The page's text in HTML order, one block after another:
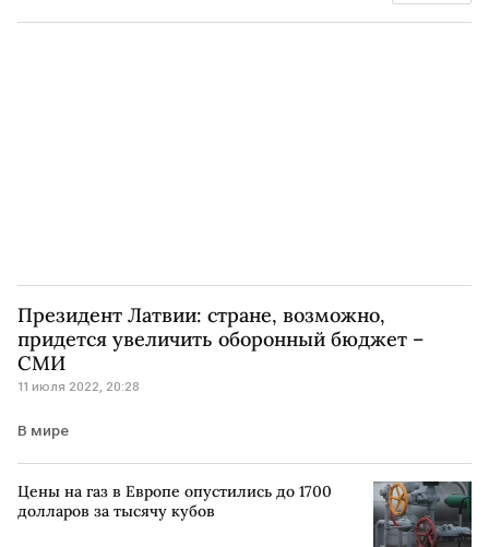
КАЛИНИНГРАД
Президент Латвии: стране, возможно,
придется увеличить оборонный бюджет –
СМИ
11 июля 2022, 20:28
В мире
Цены на газ в Европе опустились до 1700
долларов за тысячу кубов